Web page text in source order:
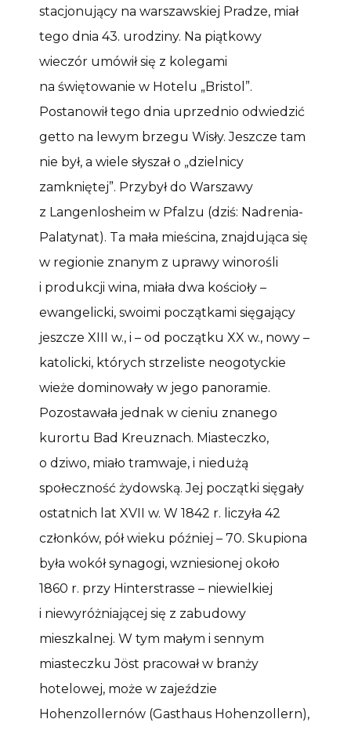
stacjonujący na warszawskiej Pradze, miał
tego dnia 43. urodziny. Na piątkowy
wieczór umówił się z kolegami
na świętowanie w Hotelu „Bristol”.
Postanowił tego dnia uprzednio odwiedzić
getto na lewym brzegu Wisły. Jeszcze tam
nie był, a wiele słyszał o „dzielnicy
zamkniętej”. Przybył do Warszawy
z Langenlosheim w Pfalzu (dziś: Nadrenia-
Palatynat). Ta mała mieścina, znajdująca się
w regionie znanym z uprawy winorośli
i produkcji wina, miała dwa kościoły –
ewangelicki, swoimi początkami sięgający
jeszcze XIII w., i – od początku XX w., nowy –
katolicki, których strzeliste neogotyckie
wieże dominowały w jego panoramie.
Pozostawała jednak w cieniu znanego
kurortu Bad Kreuznach. Miasteczko,
o dziwo, miało tramwaje, i niedużą
społeczność żydowską. Jej początki sięgały
ostatnich lat XVII w. W 1842 r. liczyła 42
członków, pół wieku później – 70. Skupiona
była wokół synagogi, wzniesionej około
1860 r. przy Hinterstrasse – niewielkiej
i niewyróżniającej się z zabudowy
mieszkalnej. W tym małym i sennym
miasteczku Jöst pracował w branży
hotelowej, może w zajeździe
Hohenzollernów (Gasthaus Hohenzollern),